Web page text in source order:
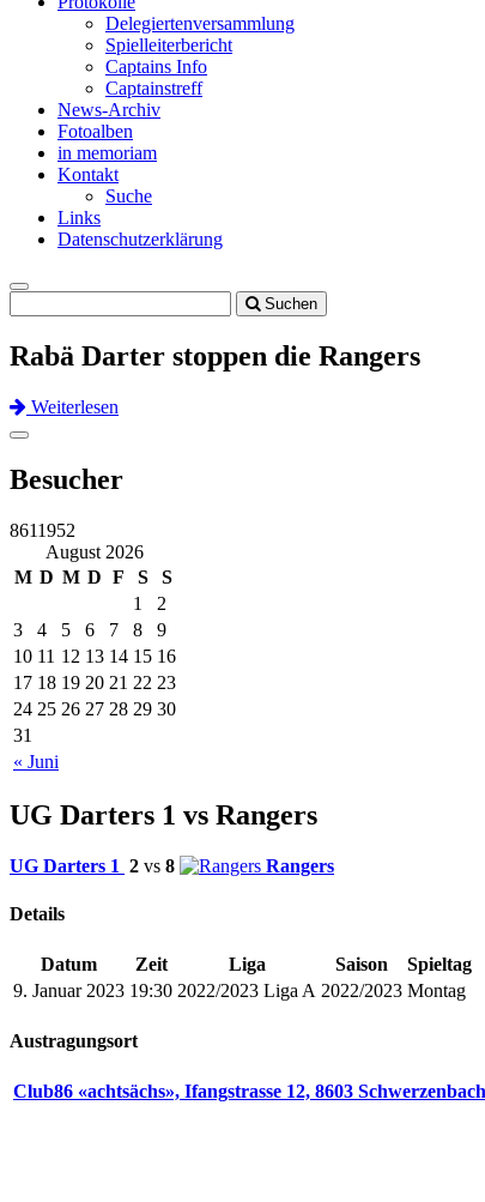
Delegiertenversammlung
Spielleiterbericht
Captains Info
Captainstreff
News-Archiv
Fotoalben
in memoriam
Kontakt
Suche
Links
Datenschutzerklärung
Toggle
navigation
Suchen
Rabä Darter stoppen die Rangers
Weiterlesen
Previous
Next
Toggle
Besucher
8611952
August 2026
M D M D F S S
« Juni
1
2
3
4 5 6 7 8
9
10 11 12 13 14 15 16
17 18 19 20 21 22 23
24 25 26 27 28 29 30
31
UG Darters 1 vs Rangers
UG Darters 1 2 vs 8 Rangers
Details
Datum Zeit Liga Saison
Spieltag
9. Januar 2023 19:30 2022/2023 Liga A 2022/2023 Montag
Austragungsort
Club86 «achtsächs», Ifangstrasse 12, 8603 Schwerzenbach